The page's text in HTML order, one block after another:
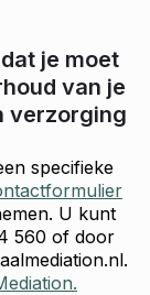
je moet
van je
verzorging
specifieke
U kunt
560 of door